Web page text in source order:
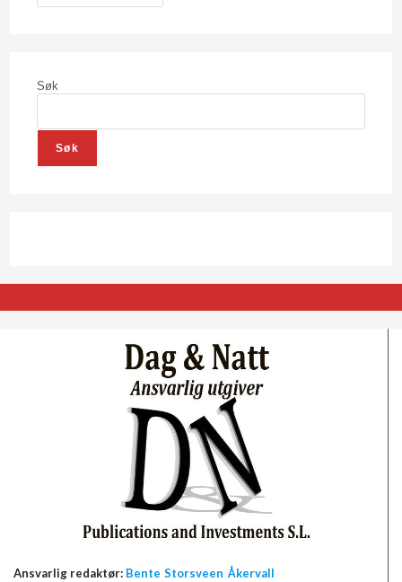
Søk
Søk
Ansvarlig redaktør: Bente Storsveen Åkervall